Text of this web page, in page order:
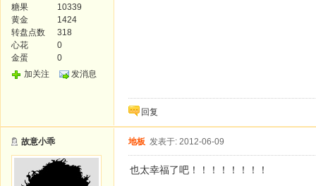
糖果
10339
黄金
1424
转盘点数
318
心花
0
金蛋
0
加关注
发消息
回复
故意小乖 地板 发表于: 2012-06-09
也太幸福了吧！！！！！！！！